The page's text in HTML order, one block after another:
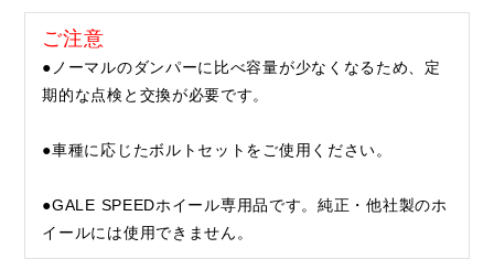
ご注意
●ノーマルのダンパーに比べ容量が少なくなるため、定
期的な点検と交換が必要です。
●車種に応じたボルトセットをご使用ください。
●GALE SPEEDホイール専用品です。純正・他社製のホ
イールには使用できません。